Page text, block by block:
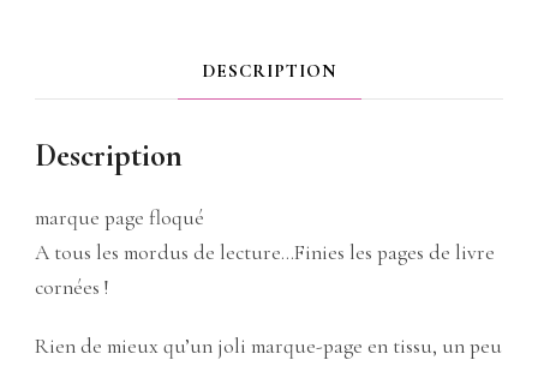
fée
DESCRIPTION
Description
marque page floqué
A tous les mordus de lecture…Finies les pages de livre
cornées !
Rien de mieux qu’un joli marque-page en tissu, un peu